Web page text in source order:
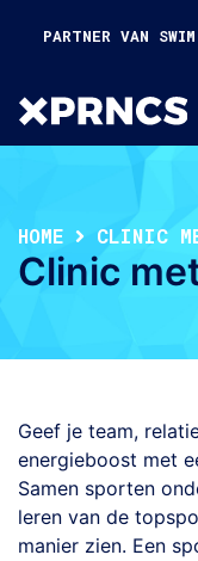
PARTNER VAN
HOME CLINIC
Clinic
Geef je team,
energieboost met
Samen sporten
leren van de
manier zien. Een